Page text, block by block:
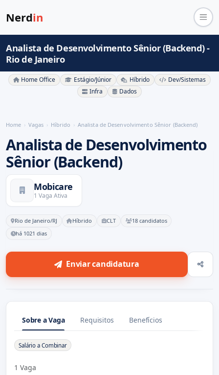
Nerdin
Analista de Desenvolvimento Sênior (Backend) -
Rio de Janeiro
Home Office Estágio/Júnior Híbrido
Dev/Sistemas
Infra
Dados
Home Vagas Híbrido Analista de Desenvolvimento Sênior (Backend)
Analista de Desenvolvimento
Sênior (Backend)
Mobicare
1 Vaga Ativa
Rio de Janeiro/RJ Híbrido CLT
18 candidatos
há 1021 dias
Enviar candidatura
Sobre a Vaga Requisitos Benefícios
Sobre a Vaga
Salário a Combinar
1 Vaga